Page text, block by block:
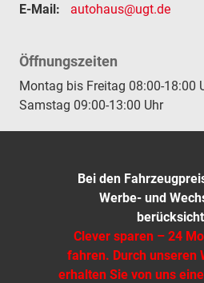
E-Mail:
autohaus@ugt.de
Öffnungszeiten
Montag bis Freitag 08:00-18:00
Samstag 09:00-13:00 Uhr
Bei den
Werbe- und
Clever sparen – 24
fahren. Durch unseren
erhalten Sie von uns